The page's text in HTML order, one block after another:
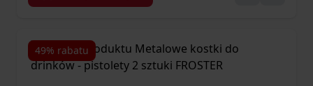
49% rabatu